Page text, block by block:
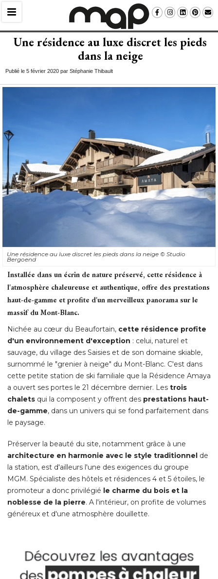
Une résidence au luxe discret les pieds
dans la neige
Publié le 5 février 2020 par Stéphanie Thibault
Une résidence au luxe discret les pieds dans la neige © Studio
Bergoend
Installée dans un écrin de nature préservé, cette résidence à
l'atmosphère chaleureuse et authentique, offre des prestations
haut-de-gamme et profite d'un merveilleux panorama sur le
massif du Mont-Blanc.
Nichée au cœur du Beaufortain, cette résidence profite
d'un environnement d'exception : celui, naturel et
sauvage, du village des Saisies et de son domaine skiable,
surnommé le "grenier à neige" du Mont-Blanc. C'est dans
cette petite station de ski familiale que la Résidence Amaya
a ouvert ses portes le 21 décembre dernier. Les trois
chalets qui la composent y offrent des prestations haut-
de-gamme, dans un univers qui se fond parfaitement dans
le paysage.
Préserver la beauté du site, notamment grâce à une
architecture en harmonie avec le style traditionnel de
la station, est d'ailleurs l'une des exigences du groupe
MGM. Spécialiste des hôtels et résidences 4 et 5 étoiles, le
promoteur a donc privilégié le charme du bois et la
noblesse de la pierre. A l'intérieur, on profite de volumes
généreux et d'une atmosphère douillette.